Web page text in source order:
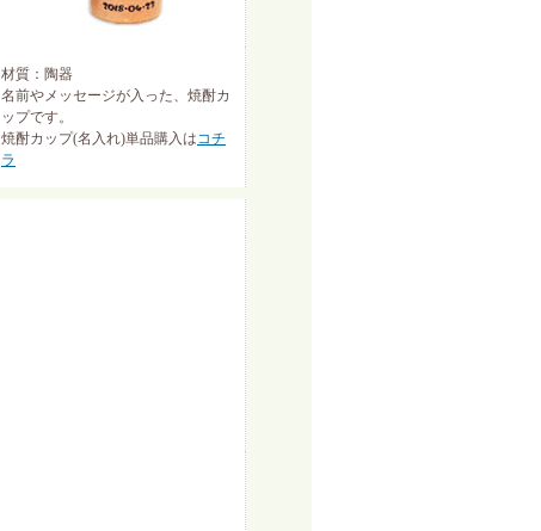
材質：陶器
名前やメッセージが入った、焼酎カ
ップです。
焼酎カップ(名入れ)単品購入はコチ
ラ